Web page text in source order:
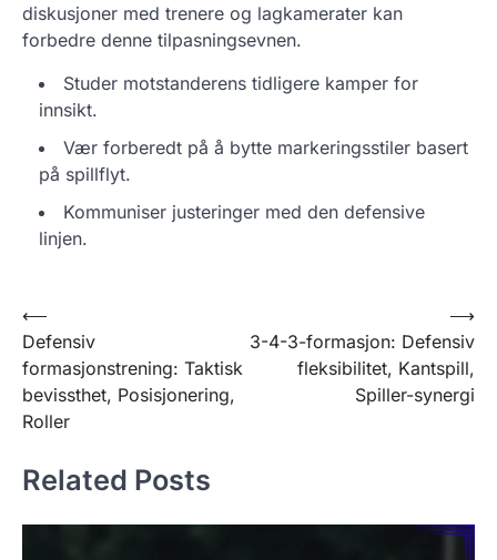
diskusjoner med trenere og lagkamerater kan
forbedre denne tilpasningsevnen.
Studer motstanderens tidligere kamper for
innsikt.
Vær forberedt på å bytte markeringsstiler basert
på spillflyt.
Kommuniser justeringer med den defensive
linjen.
Post
navigation
⟵
Defensiv
formasjonstrening: Taktisk
bevissthet, Posisjonering,
Roller
3-4-3-formasjon: Defensiv
fleksibilitet, Kantspill,
Spiller-synergi
⟶
Related Posts